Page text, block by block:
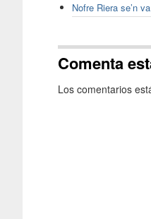
Nofre Riera se’n
Comenta
Los comentarios